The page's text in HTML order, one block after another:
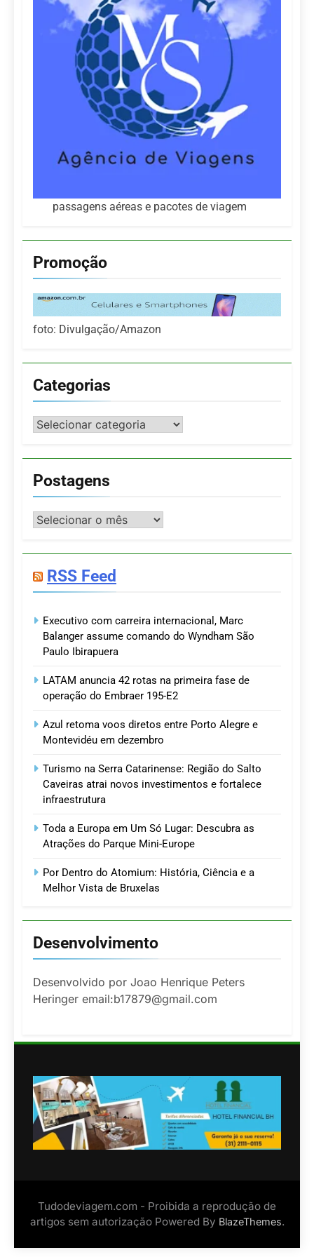
passagens aéreas e pacotes de viagem
Promoção
foto: Divulgação/Amazon
Categorias
Categorias
Postagens
Postagens
RSS Feed
Executivo com carreira internacional, Marc
Balanger assume comando do Wyndham São
Paulo Ibirapuera
LATAM anuncia 42 rotas na primeira fase de
operação do Embraer 195-E2
Azul retoma voos diretos entre Porto Alegre e
Montevidéu em dezembro
Turismo na Serra Catarinense: Região do Salto
Caveiras atrai novos investimentos e fortalece
infraestrutura
Toda a Europa em Um Só Lugar: Descubra as
Atrações do Parque Mini-Europe
Por Dentro do Atomium: História, Ciência e a
Melhor Vista de Bruxelas
Desenvolvimento
Desenvolvido por Joao Henrique Peters
Heringer email:b17879@gmail.com
Tudodeviagem.com - Proibida a reprodução de
artigos sem autorização Powered By BlazeThemes.